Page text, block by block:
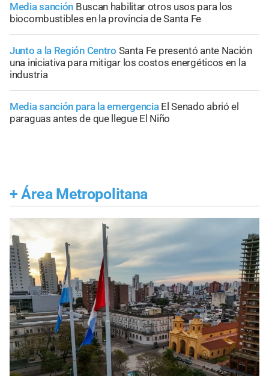
Media sanción Buscan habilitar otros usos para los
biocombustibles en la provincia de Santa Fe
Junto a la Región Centro Santa Fe presentó ante Nación
una iniciativa para mitigar los costos energéticos en la
industria
Media sanción para la emergencia El Senado abrió el
paraguas antes de que llegue El Niño
+ Área Metropolitana